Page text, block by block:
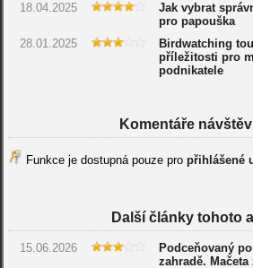
18.04.2025
Jak vybrat
pro papouška
28.01.2025
Birdwatching
příležitosti pro
podnikatele
Komentáře
Funkce je dostupná pouze pro přihlášené
Další články tohoto
15.06.2026
Podceňovaný
zahradě.